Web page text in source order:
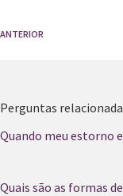
ANTERIOR
Perguntas
Quando meu estorno
Quais são as formas